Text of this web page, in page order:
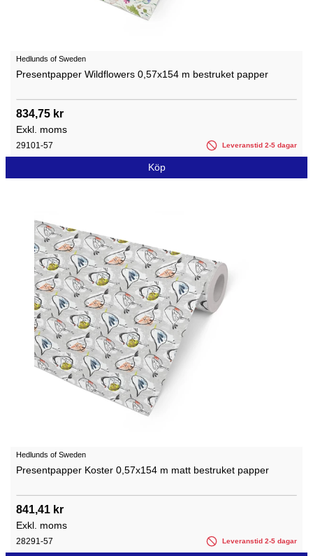
Hedlunds of Sweden
Presentpapper Wildflowers 0,57x154 m bestruket papper
834,75 kr
Exkl. moms
29101-57 Leveranstid 2-5 dagar
Köp
Hedlunds of Sweden
Presentpapper Koster 0,57x154 m matt bestruket papper
841,41 kr
Exkl. moms
28291-57 Leveranstid 2-5 dagar